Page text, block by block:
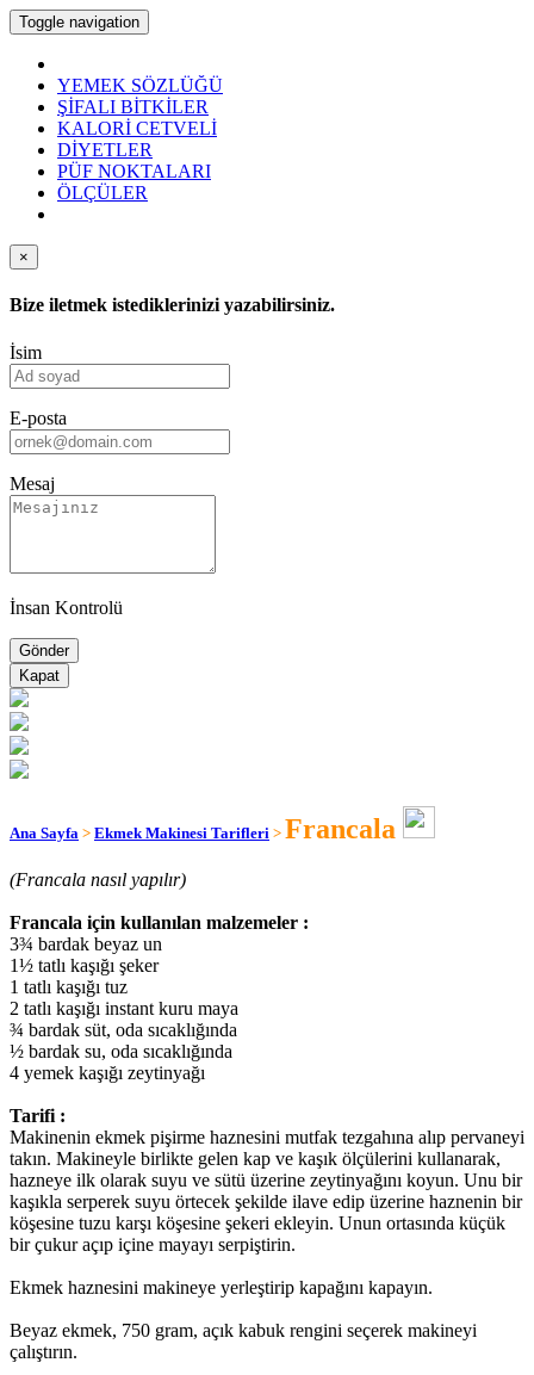
Toggle navigation
YEMEK SÖZLÜĞÜ
ŞİFALI BİTKİLER
KALORİ CETVELİ
DİYETLER
PÜF NOKTALARI
ÖLÇÜLER
×
Bize iletmek istediklerinizi yazabilirsiniz.
İsim
E-posta
Mesaj
İnsan Kontrolü
Kapat
Ana Sayfa > Ekmek Makinesi Tarifleri > Francala
(Francala nasıl yapılır)
Francala için kullanılan malzemeler :
3¾ bardak beyaz un
1½ tatlı kaşığı şeker
1 tatlı kaşığı tuz
2 tatlı kaşığı instant kuru maya
¾ bardak süt, oda sıcaklığında
½ bardak su, oda sıcaklığında
4 yemek kaşığı zeytinyağı
Tarifi :
Makinenin ekmek pişirme haznesini mutfak tezgahına alıp pervaneyi
takın. Makineyle birlikte gelen kap ve kaşık ölçülerini kullanarak,
hazneye ilk olarak suyu ve sütü üzerine zeytinyağını koyun. Unu bir
kaşıkla serperek suyu örtecek şekilde ilave edip üzerine haznenin bir
köşesine tuzu karşı köşesine şekeri ekleyin. Unun ortasında küçük
bir çukur açıp içine mayayı serpiştirin.
Ekmek haznesini makineye yerleştirip kapağını kapayın.
Beyaz ekmek, 750 gram, açık kabuk rengini seçerek makineyi
çalıştırın.